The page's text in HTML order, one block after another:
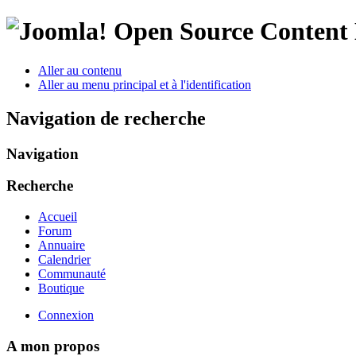
Open Source
Aller au contenu
Aller au menu principal et à l'identification
Navigation de recherche
Navigation
Recherche
Accueil
Forum
Annuaire
Calendrier
Communauté
Boutique
Connexion
A mon propos